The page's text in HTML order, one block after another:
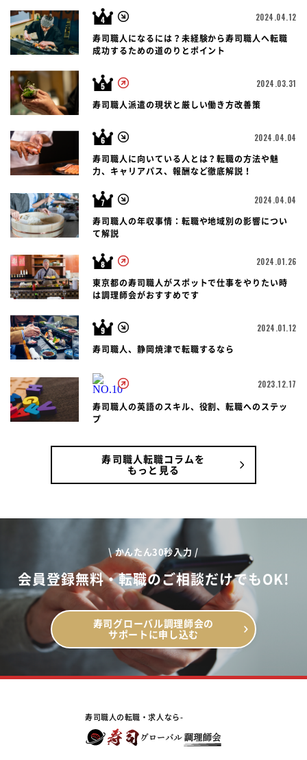
2024.04.12
寿司職人になるには？未経験から寿司職人へ転職
成功するための道のりとポイント
2024.03.31
寿司職人派遣の現状と厳しい働き方改善策
2024.04.04
寿司職人に向いている人とは？転職の方法や魅
力、キャリアパス、報酬など徹底解説！
2024.04.04
寿司職人の年収事情：転職や地域別の影響につい
て解説
2024.01.26
東京都の寿司職人がスポットで仕事をやりたい時
は調理師会がおすすめです
2024.01.12
寿司職人、静岡焼津で転職するなら
2023.12.17
寿司職人の英語のスキル、役割、転職へのステッ
プ
寿司職人転職コラムを
もっと見る
\ かんたん30秒入力 /
会員登録無料・転職のご相談だけでもOK!
寿司グローバル調理師会の
サポートに申し込む
寿司職人の転職・求人なら-